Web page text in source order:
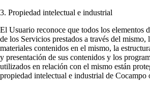
3. Propiedad intelectual e industrial
El Usuario reconoce que todos los elementos
de los Servicios prestados a través del
materiales contenidos en el mismo, la
y presentación de sus contenidos y los
utilizados en relación con el mismo están
propiedad intelectual e industrial de Cocampo